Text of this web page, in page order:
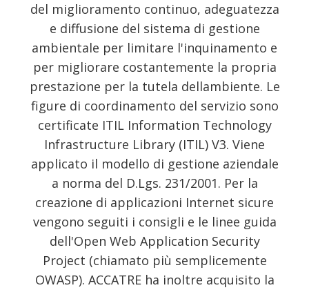
del miglioramento continuo, adeguatezza
e diffusione del sistema di gestione
ambientale per limitare l'inquinamento e
per migliorare costantemente la propria
prestazione per la tutela dellambiente. Le
figure di coordinamento del servizio sono
certificate ITIL Information Technology
Infrastructure Library (ITIL) V3. Viene
applicato il modello di gestione aziendale
a norma del D.Lgs. 231/2001. Per la
creazione di applicazioni Internet sicure
vengono seguiti i consigli e le linee guida
dell'Open Web Application Security
Project (chiamato più semplicemente
OWASP). ACCATRE ha inoltre acquisito la